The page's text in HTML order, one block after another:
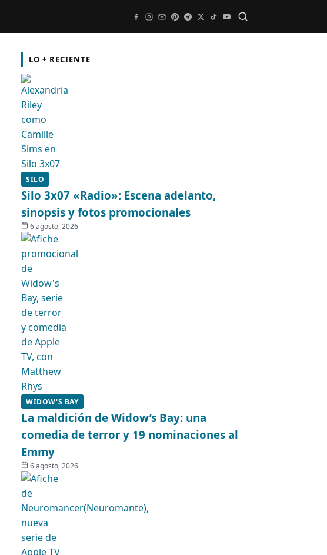
LO + RECIENTE
SILO
Silo 3x07 «Radio»: Escena adelanto,
sinopsis y fotos promocionales
6 agosto, 2026
WIDOW'S BAY
La maldición de Widow’s Bay: una
comedia de terror y 19 nominaciones al
Emmy
6 agosto, 2026